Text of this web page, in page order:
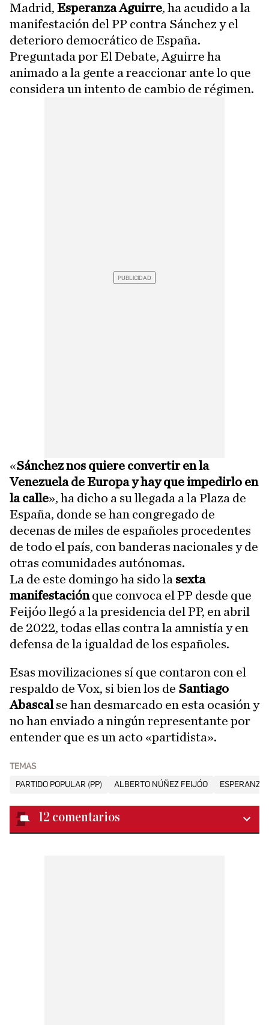
Madrid, Esperanza Aguirre, ha acudido a la
manifestación del PP contra Sánchez y el
deterioro democrático de España.
Preguntada por El Debate, Aguirre ha
animado a la gente a reaccionar ante lo que
considera un intento de cambio de régimen.
«Sánchez nos quiere convertir en la
Venezuela de Europa y hay que impedirlo en
la calle», ha dicho a su llegada a la Plaza de
España, donde se han congregado de
decenas de miles de españoles procedentes
de todo el país, con banderas nacionales y de
otras comunidades autónomas.
La de este domingo ha sido la sexta
manifestaciónque convoca el PP desde que
Feijóo llegó a la presidencia del PP, en abril
de 2022, todas ellas contra la amnistía y en
defensa de la igualdad de los españoles.
Esas movilizaciones sí que contaron con el
respaldo de Vox, si bien los de Santiago
Abascalse han desmarcado en esta ocasión y
no han enviado a ningún representante por
entender que es un acto «partidista».
TEMAS
PARTIDO POPULAR (PP)
ALBERTO NÚÑEZ FEIJÓO ESPERANZA
12 comentarios